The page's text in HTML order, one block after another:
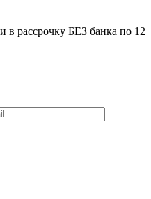
рассрочку БЕЗ банка по 12